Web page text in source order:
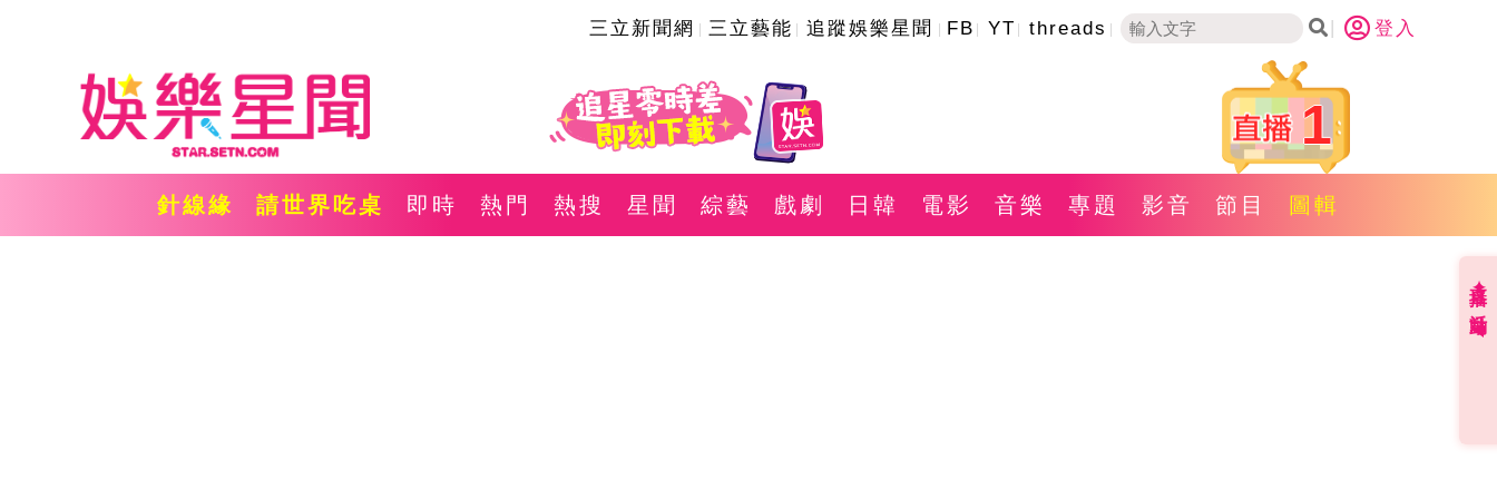
三立新聞網 三立藝能 追蹤娛樂星聞 FB YT threads 登入
1
針線緣 請世界吃桌 即時 熱門 熱搜 星聞 綜藝 戲劇 日韓 電影 音樂 專題 影音 節目 圖輯
直播✦活動